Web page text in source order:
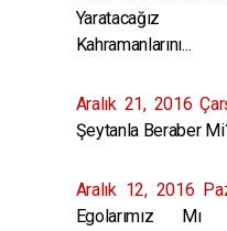
Kahramanlarını...
Aralık 21, 2016
Şeytanla Beraber
Aralık 12, 2016
Egolarımız